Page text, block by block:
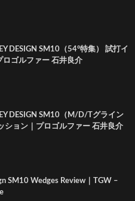
DESIGN SM10（54°特集） 試打イ
ロゴルファー 石井良介
DESIGN SM10（M/D/Tグライン
ション｜プロゴルファー 石井良介
SM10 Wedges Review｜TGW –